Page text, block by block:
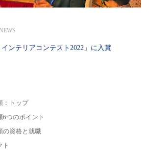
ンテリアコンテスト2022」に入賞
：トップ
6つのポイント
の資格と就職
ト